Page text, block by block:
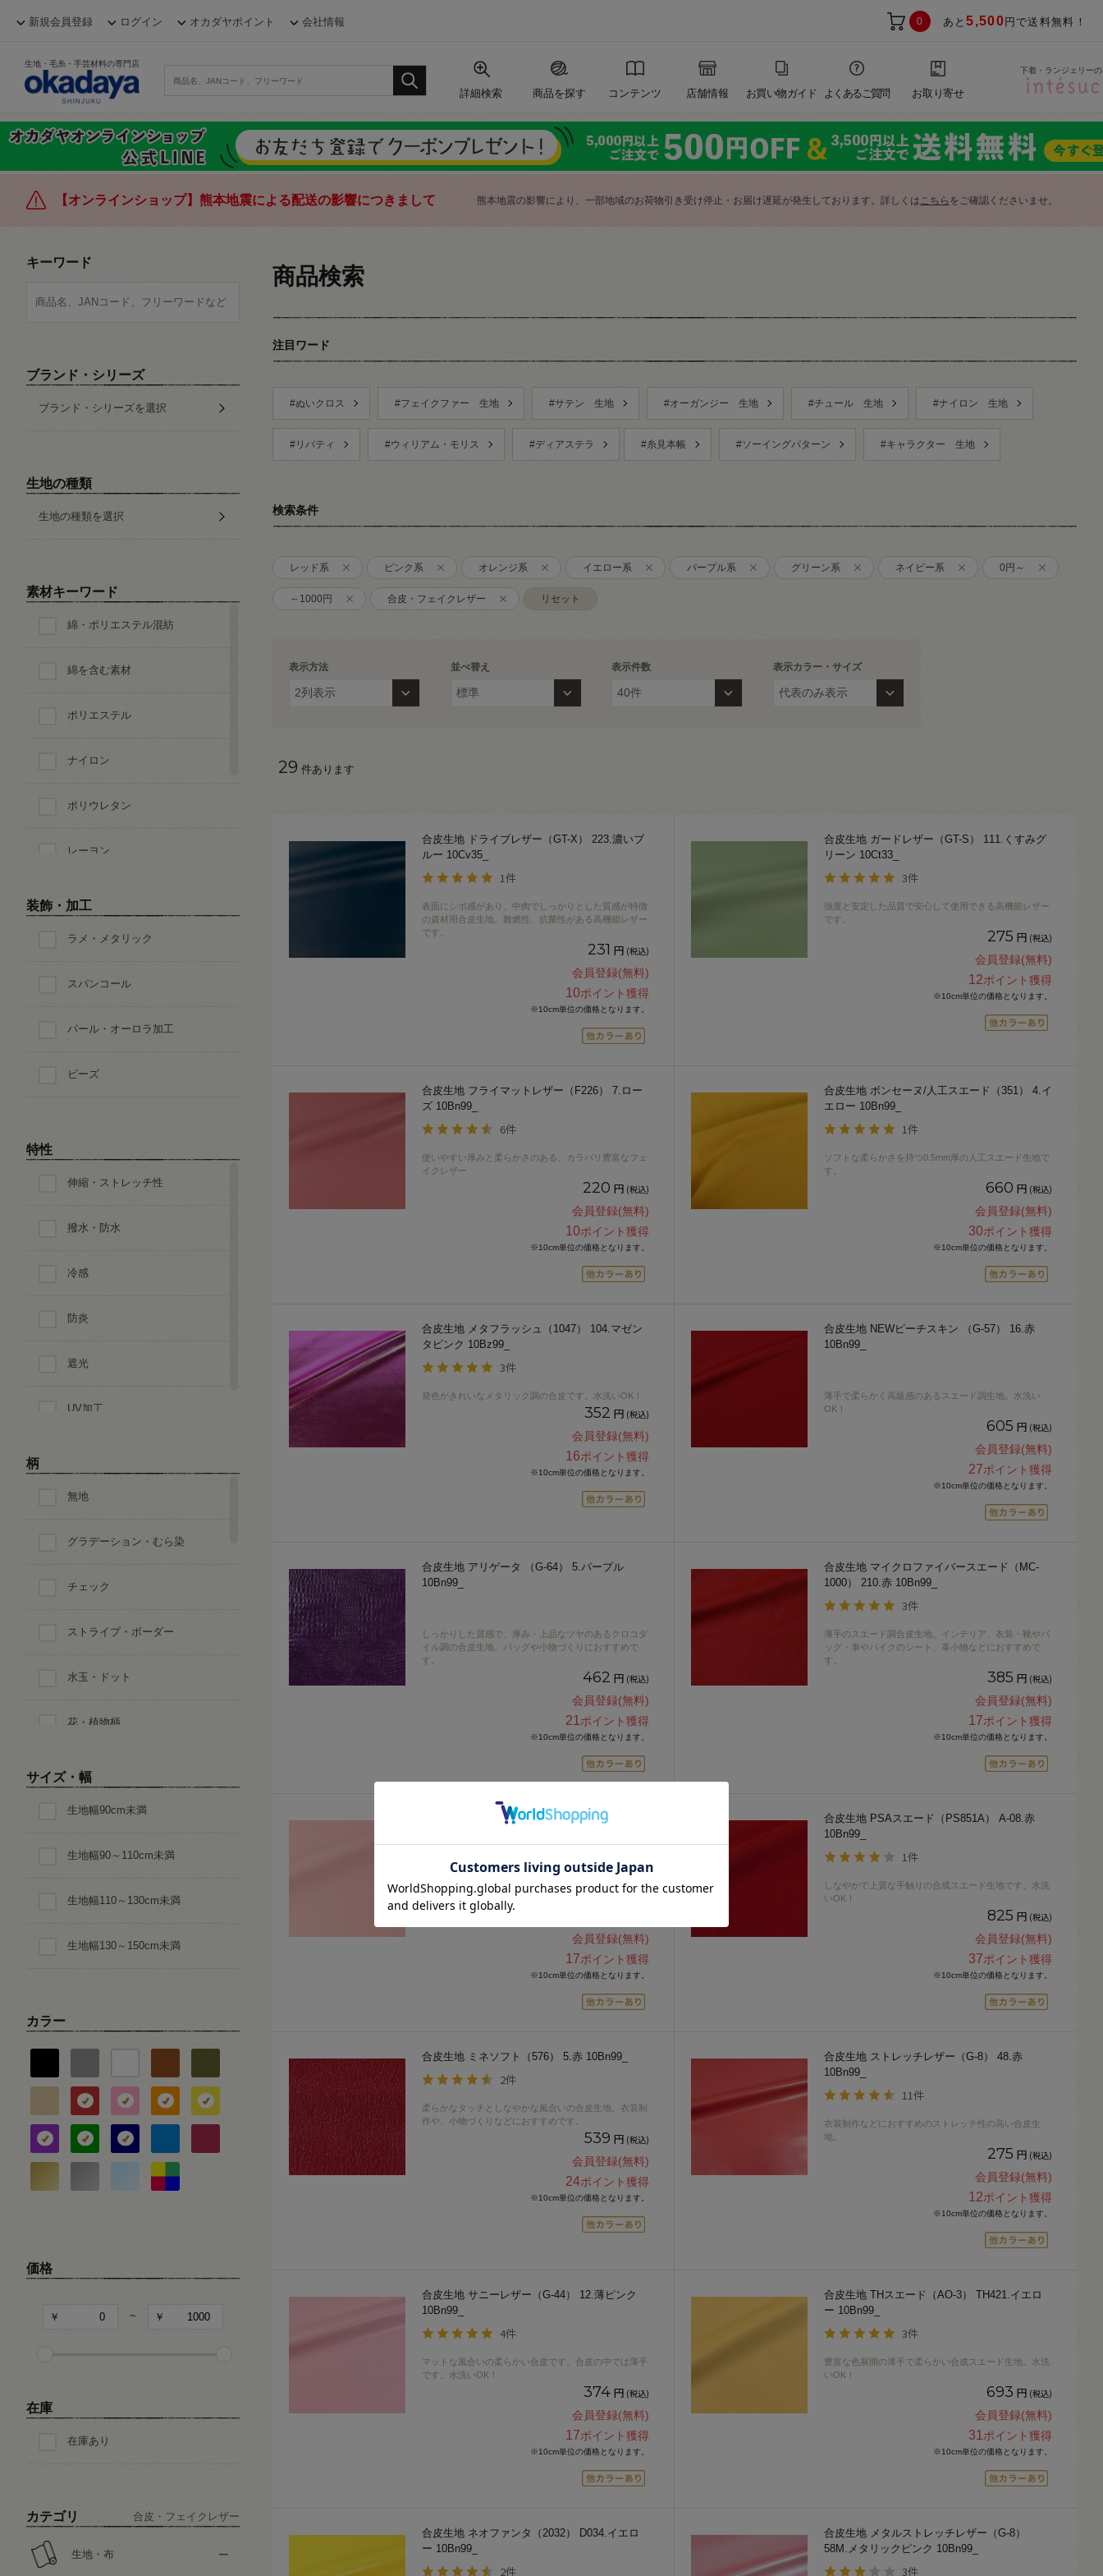
新規会員登録 ログイン オカダヤポイント 会社情報 0 あと5,500 円で送料無料！
生地・毛糸・手芸材料の専門店
詳細検索 商品を探す コンテンツ 店舗情報 お買い物ガイド よくあるご質問 お取り寄せ
下着・ランジェリー
【オンラインショップ】熊本地震による配送の影響につきまして 熊本地震の影響により、一部地域のお荷物引き受け停止・お届け遅延が発生しております。詳しくはこちら をご確認くださいませ。
キーワード
ブランド・シリーズ
ブランド・シリーズを選択
生地の種類
生地の種類を選択
素材キーワード
綿・ポリエステル混紡
綿を含む素材
ポリエステル
ナイロン
ポリウレタン
レーヨン
その他の素材
装飾・加工
ラメ・メタリック
スパンコール
パール・オーロラ加工
ビーズ
特性
伸縮・ストレッチ性
撥水・防水
冷感
防炎
遮光
UV加工
柄
無地
グラデーション・むら染
チェック
ストライプ・ボーダー
水玉・ドット
花・植物柄
迷彩・アニマルパターン
ダイヤ・スクエア・幾何学
星・月・宇宙
動物・生き物・恐竜柄
スポーツ
食べ物・スイーツ
その他の柄
サイズ・幅
生地幅90cm未満
生地幅90～110cm未満
生地幅110～130cm未満
生地幅130～150cm未満
カラー
価格
~
在庫
在庫あり
カテゴリ 合皮・フェイクレザー
生地・布
商品検索
注目ワード
#ぬいクロス #フェイクファー 生地 #サテン 生地 #オーガンジー 生地 #チュール 生地 #ナイロン 生地
#リバティ #ウィリアム・モリス #ディアステラ #糸見本帳 #ソーイングパターン #キャラクター 生地
検索条件
レッド系 ピンク系 オレンジ系 イエロー系 パープル系 グリーン系 ネイビー系 0円～
～1000円 合皮・フェイクレザー リセット
表示方法 並べ替え 表示件数 表示カラー・サイズ
29 件あります
合皮生地 ドライブレザー（GT-X） 223.濃いブ
ルー 10Cv35_
1件
表面にシボ感があり、中肉でしっかりとした質感が特徴
の資材用合皮生地。難燃性、抗菌性がある高機能レザー
です。
231 円 (税込)
会員登録(無料)
10ポイント獲得
※10cm単位の価格となります。
合皮生地 ガードレザー（GT-S） 111.くすみグ
リーン 10Ct33_
3件
強度と安定した品質で安心して使用できる高機能レザー
です。
275 円 (税込)
会員登録(無料)
12ポイント獲得
※10cm単位の価格となります。
合皮生地 フライマットレザー（F226） 7.ロー
ズ 10Bn99_
6件
使いやすい厚みと柔らかさのある、カラバリ豊富なフェ
イクレザー
220 円 (税込)
会員登録(無料)
10ポイント獲得
※10cm単位の価格となります。
合皮生地 ボンセーヌ/人工スエード（351） 4.イ
エロー 10Bn99_
1件
ソフトな柔らかさを持つ0.5mm厚の人工スエード生地で
す。
660 円 (税込)
会員登録(無料)
30ポイント獲得
※10cm単位の価格となります。
合皮生地 メタフラッシュ（1047） 104.マゼン
タピンク 10Bz99_
3件
発色がきれいなメタリック調の合皮です。水洗いOK！
352 円 (税込)
会員登録(無料)
16ポイント獲得
※10cm単位の価格となります。
合皮生地 NEWピーチスキン （G-57） 16.赤
10Bn99_
薄手で柔らかく高級感のあるスエード調生地。水洗い
OK！
605 円 (税込)
会員登録(無料)
27ポイント獲得
※10cm単位の価格となります。
合皮生地 アリゲータ （G-64） 5.パープル
10Bn99_
しっかりした質感で、厚み・上品なツヤのあるクロコダ
イル調の合皮生地。バッグや小物づくりにおすすめで
す。
462 円 (税込)
会員登録(無料)
21 ポイント獲得
※10cm単位の価格となります。
合皮生地 マイクロファイバースエード（MC-
1000） 210.赤 10Bn99_
3件
薄手のスエード調合皮生地。インテリア、衣装・靴やバ
ッグ・車やバイクのシート、革小物などにおすすめで
す。
385 円 (税込)
会員登録(無料)
17ポイント獲得
※10cm単位の価格となります。
合皮生地 フェイクレザーライチ（HMF-14）
適度に柔らかい合皮生地。小物づくりやインテリアにお
すすめです。
会員登録(無料)
17ポイント獲得
※10cm単位の価格となります。
合皮生地 PSAスエード（PS851A） A-08.赤
10Bn99_
1件
しなやかで上質な手触りの合成スエード生地です。水洗
いOK！
825 円 (税込)
会員登録(無料)
37ポイント獲得
※10cm単位の価格となります。
合皮生地 ミネソフト（576） 5.赤 10Bn99_
2件
柔らかなタッチとしなやかな風合いの合皮生地。衣装制
作や、小物づくりなどにおすすめです。
539 円 (税込)
会員登録(無料)
24ポイント獲得
※10cm単位の価格となります。
合皮生地 ストレッチレザー（G-8） 48.赤
10Bn99_
11件
衣装制作などにおすすめのストレッチ性の高い合皮生
地。
275 円 (税込)
会員登録(無料)
12ポイント獲得
※10cm単位の価格となります。
合皮生地 サニーレザー（G-44） 12.薄ピンク
10Bn99_
4件
マットな風合いの柔らかい合皮です。合皮の中では薄手
です。水洗いOK！
374 円 (税込)
会員登録(無料)
17ポイント獲得
※10cm単位の価格となります。
合皮生地 THスエード（AO-3） TH421.イエロ
ー 10Bn99_
3件
豊富な色展開の薄手で柔らかい合成スエード生地。水洗
いOK！
693 円 (税込)
会員登録(無料)
31 ポイント獲得
※10cm単位の価格となります。
合皮生地 ネオファンタ（2032） D034.イエロ
ー 10Bn99_
2件
合皮生地 メタルストレッチレザー（G-8）
58M.メタリックピンク 10Bn99_
3件